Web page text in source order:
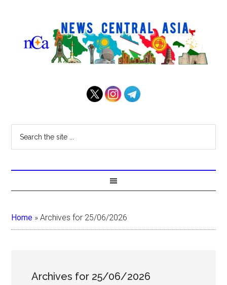
Home »Archives for 25/06/2026
Archives for 25/06/2026